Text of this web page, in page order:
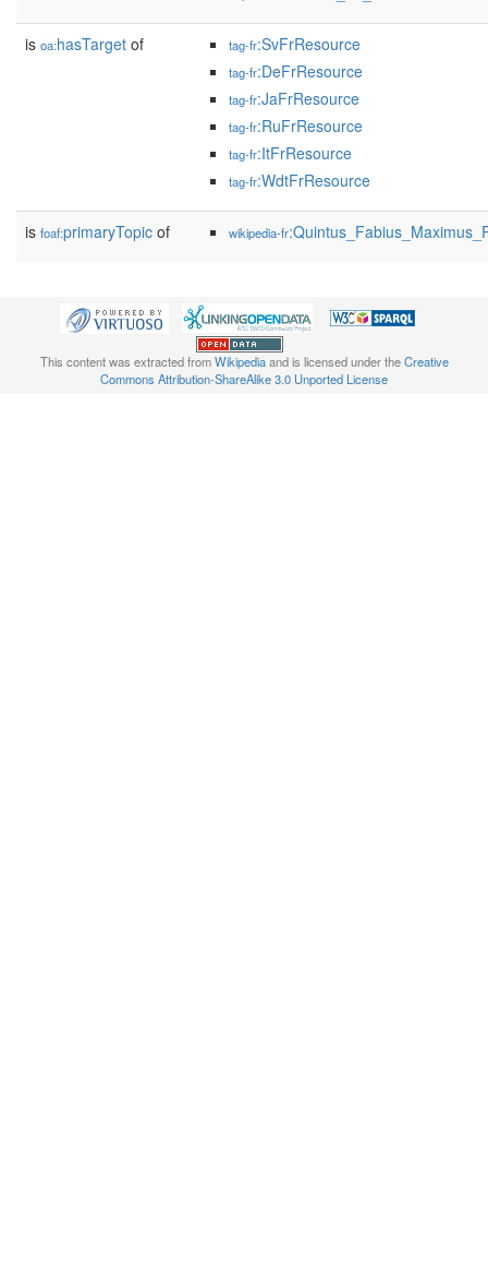
is oa:hasTarget of tag-fr:SvFrResource
tag-fr:DeFrResource
tag-fr:JaFrResource
tag-fr:RuFrResource
tag-fr:ItFrResource
tag-fr:WdtFrResource
is foaf:primaryTopic of wikipedia-fr
This content was extracted fromWikipediaand is licensed under theCreative
Commons Attribution-ShareAlike 3.0 Unported License